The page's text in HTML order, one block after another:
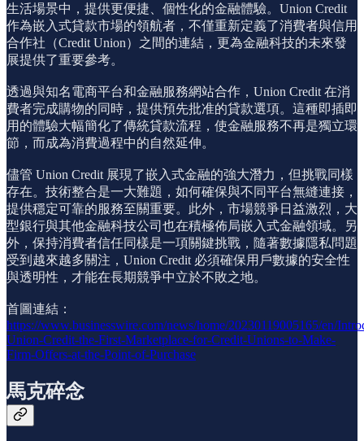
生活場景中，提供更便捷、個性化的金融體驗。Union Credit
作為嵌入式貸款市場的領航者，不僅重新定義了消費者與信用
合作社（Credit Union）之間的連結，更為金融科技的未來發
展提供了重要參考。
透過與知名電商平台和金融服務網站合作，Union Credit 在消
費者完成購物的同時，提供預先批准的貸款選項。這種即插即
用的體驗大幅簡化了傳統貸款流程，使金融服務不再是獨立環
節，而成為消費過程中的自然延伸。
儘管 Union Credit 展現了嵌入式金融的強大潛力，但挑戰同樣
存在。技術整合是一大難題，如何確保與不同平台無縫連接，
提供穩定可靠的服務至關重要。此外，市場競爭日益激烈，大
型銀行與其他金融科技公司也在積極佈局嵌入式金融領域。另
外，保持消費者信任同樣是一項關鍵挑戰，隨著數據隱私問題
受到越來越多關注，Union Credit 必須確保用戶數據的安全性
與透明性，才能在長期競爭中立於不敗之地。
首圖連結：
https://www.businesswire.com/news/home/20230119005165/en/
Union-Credit-the-First-Marketplace-for-Credit-Unions-to-Make-
Firm-Offers-at-the-Point-of-Purchase
馬克碎念